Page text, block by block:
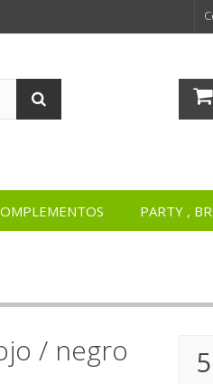
PARTY ,
/ negro